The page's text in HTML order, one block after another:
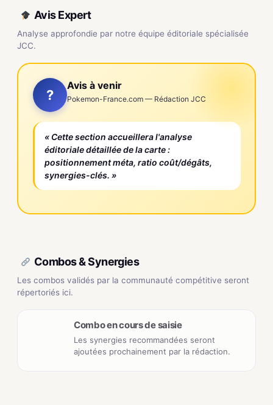
Avis Expert
Analyse approfondie par notre équipe éditoriale spécialisée
JCC.
?
Avis à venir
Pokemon-France.com — Rédaction JCC
« Cette section accueillera l'analyse
éditoriale détaillée de la carte :
positionnement méta, ratio coût/dégâts,
synergies-clés. »
Combos & Synergies
Les combos validés par la communauté compétitive seront
répertoriés ici.
Combo en cours de saisie
Les synergies recommandées seront
ajoutées prochainement par la rédaction.